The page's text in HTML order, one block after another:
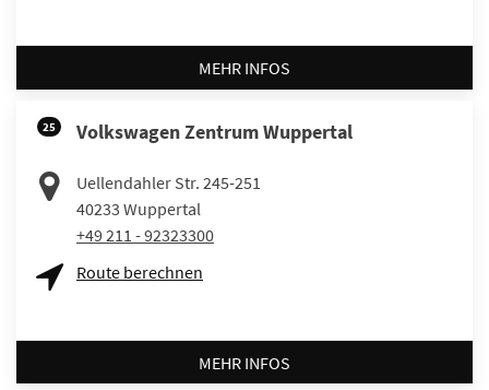
MEHR INFOS
25 Volkswagen Zentrum Wuppertal
Uellendahler Str. 245-251
40233 Wuppertal
+49 211 - 92323300
Route berechnen
MEHR INFOS